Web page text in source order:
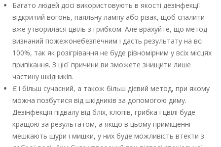
Багато людей досі використовують в якості дезінфекції
відкритий вогонь, паяльну лампу або різак, щоб спалити
вже утворилася цвіль з грибком. Але врахуйте, що метод
визнаний пожежонебезпечним і дасть результату на всі
100%, так як розігрівання не буде рівномірним у всіх місцях
припікання. З цієї причини ви зможете знищити лише
частину шкідників.
Є і більш сучасний, а також більш дієвий метод, при якому
можна позбутися від шкідників за допомогою диму.
Дезінфекція підвалу від бліх, клопів, грибка і цвілі буде
кращою за результатом, а якщо в цьому приміщенні
мешкають щури і мишки, у них буде можливість втекти з